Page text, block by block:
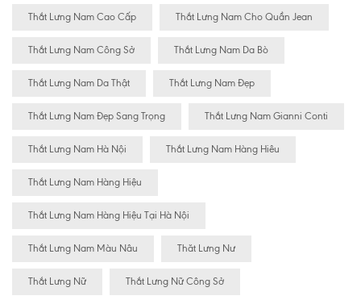
Thắt Lưng Nam Cao Cấp Thắt Lưng Nam Cho Quần Jean
Thắt Lưng Nam Công Sở Thắt Lưng Nam Da Bò
Thắt Lưng Nam Da Thật Thắt Lưng Nam Đẹp
Thắt Lưng Nam Đẹp Sang Trọng Thắt Lưng Nam Gianni Conti
Thắt Lưng Nam Hà Nội Thắt Lưng Nam Hàng Hiêu
Thắt Lưng Nam Hàng Hiệu
Thắt Lưng Nam Hàng Hiệu Tại Hà Nội
Thắt Lưng Nam Màu Nâu Thăt Lưng Nư
Thắt Lưng Nữ Thắt Lưng Nữ Công Sở